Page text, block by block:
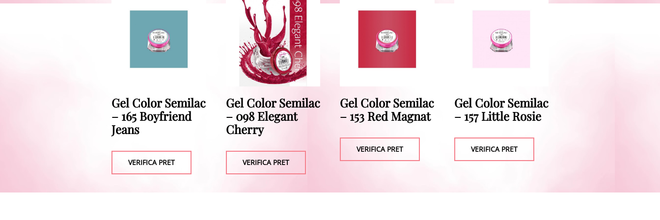
Gel Color Semilac
– 165 Boyfriend
Jeans
VERIFICA PRET
Gel Color Semilac
– 098 Elegant
Cherry
VERIFICA PRET
Gel Color Semilac
– 153 Red Magnat
VERIFICA PRET
Gel Color Semilac
– 157 Little Rosie
VERIFICA PRET